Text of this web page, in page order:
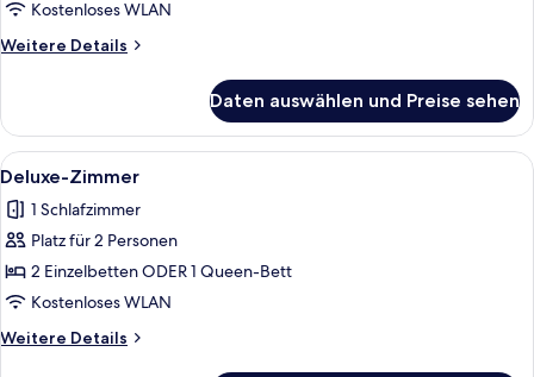
anzeigen
Kostenloses WLAN
Weitere Details
Weitere
Doppelzimmer
Daten auswählen und Preise sehen
Alle
Fotos
für
Deluxe-
Zimmer
anzeigen
Ein Hotelzimmer mit Bett,
2
Deluxe-Zimmer
1 Schlafzimmer
Platz für 2 Personen
2 Einzelbetten ODER 1 Queen-Bett
Kostenloses WLAN
Weitere Details
Weitere